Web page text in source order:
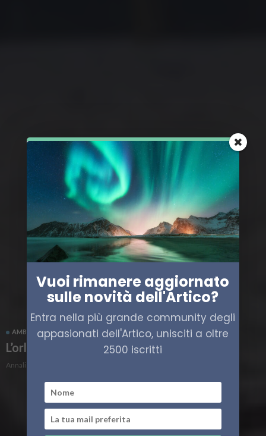
AMBIENTE ARTICO CLIMA
L’orlo del precipizio
Annalisa Gozzi
Vuoi rimanere aggiornato
sulle novità dell'Artico?
Entra nella più grande community degli
appasionati dell'Artico, unisciti a oltre
2500 iscritti